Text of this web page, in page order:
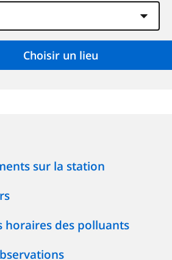
sur la station
horaires des polluants